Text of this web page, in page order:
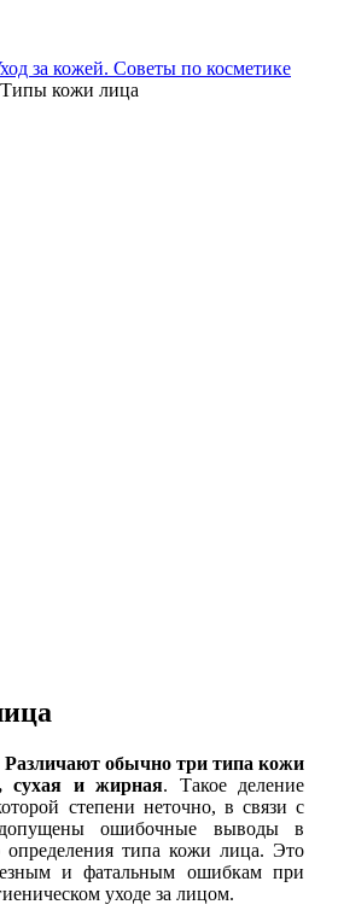
за кожей. Советы по косметике
Типы кожи лица
Различают обычно три типа кожи
сухая и жирная. Такое деление
степени неточно, в связи с
ошибочные выводы в
определения типа кожи лица. Это
и фатальным ошибкам при
уходе за лицом.